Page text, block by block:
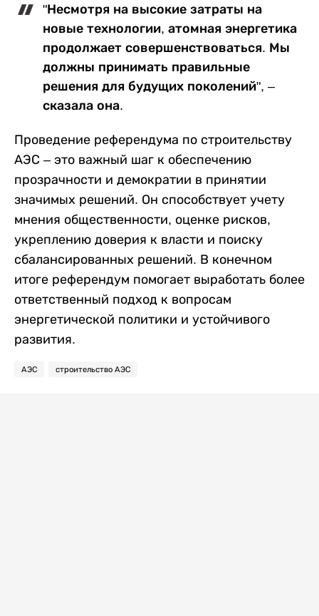
"Несмотря на высокие затраты на
новые технологии, атомная энергетика
продолжает совершенствоваться. Мы
должны принимать правильные
решения для будущих поколений", –
сказала она.
Проведение референдума по строительству
АЭС – это важный шаг к обеспечению
прозрачности и демократии в принятии
значимых решений. Он способствует учету
мнения общественности, оценке рисков,
укреплению доверия к власти и поиску
сбалансированных решений. В конечном
итоге референдум помогает выработать более
ответственный подход к вопросам
энергетической политики и устойчивого
развития.
АЭС строительство АЭС